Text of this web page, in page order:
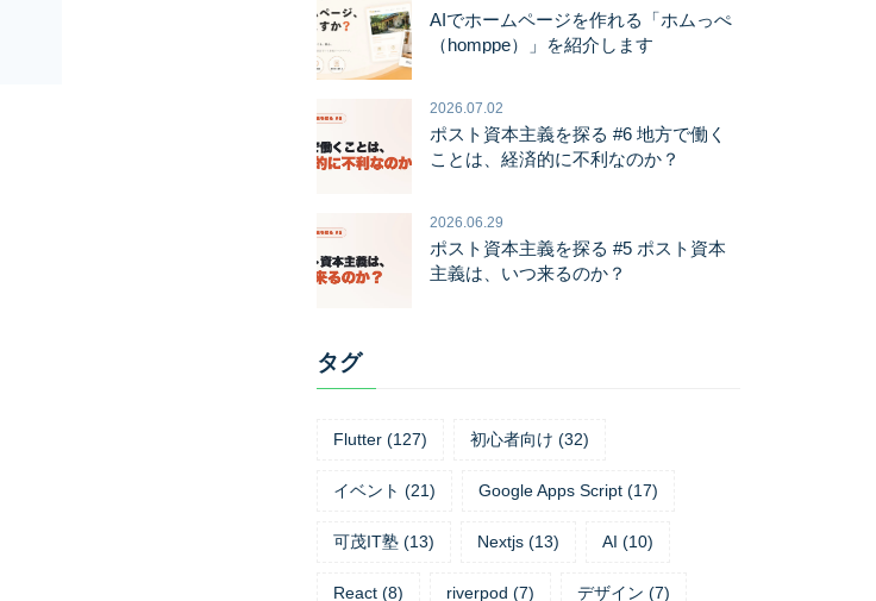
AIでホームページを作れる「ホムっぺ
（homppe）」を紹介します
2026.07.02
ポスト資本主義を探る #6 地方で働く
ことは、経済的に不利なのか？
2026.06.29
ポスト資本主義を探る #5 ポスト資本
主義は、いつ来るのか？
タグ
Flutter (127) 初心者向け (32)
イベント (21) Google Apps Script (17)
可茂IT塾 (13) Nextjs (13) AI (10)
React (8) riverpod (7) デザイン (7)